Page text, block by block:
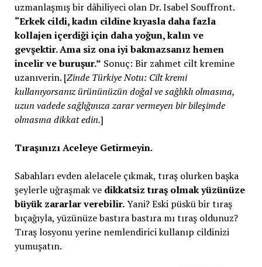
uzmanlaşmış bir dâhiliyeci olan Dr. Isabel Souffront.
“Erkek cildi, kadın cildine kıyasla daha fazla
kollajen içerdiği için daha yoğun, kalın ve
gevşektir. Ama siz ona iyi bakmazsanız hemen
incelir ve buruşur.” Sonuç: Bir zahmet cilt kremine
uzanıverin. [Zinde Türkiye Notu: Cilt kremi
kullanıyorsanız ürününüzün doğal ve sağlıklı olmasına,
uzun vadede sağlığınıza zarar vermeyen bir bileşimde
olmasına dikkat edin.]
Tıraşınızı Aceleye Getirmeyin.
Sabahları evden alelacele çıkmak, tıraş olurken başka
şeylerle uğraşmak ve dikkatsiz tıraş olmak yüzünüze
büyük zararlar verebilir.Yani? Eski püskü bir tıraş
bıçağıyla, yüzünüze bastıra bastıra mı tıraş oldunuz?
Tıraş losyonu yerine nemlendirici kullanıp cildinizi
yumuşatın.